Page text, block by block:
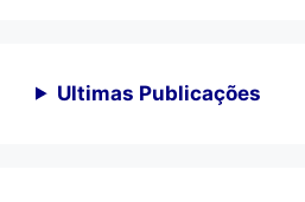
Ultimas Publicações